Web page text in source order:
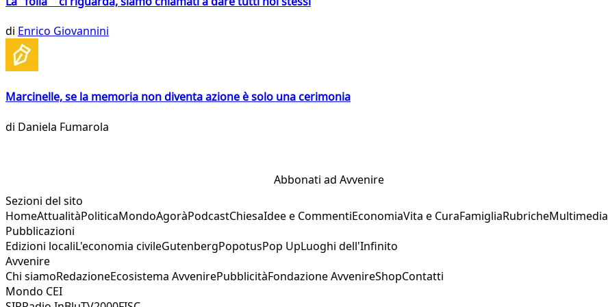
di Enrico Giovannini
Marcinelle, se la memoria non diventa azione è solo una cerimonia
di Daniela Fumarola
Abbonati ad Avvenire
Sezioni del sito
HomeAttualitàPoliticaMondoAgoràPodcastChiesaIdee e CommentiEconomiaVita e CuraFamigliaRubricheMultimedia
Pubblicazioni
Edizioni localiL'economia civileGutenbergPopotusPop UpLuoghi dell'Infinito
Avvenire
Chi siamoRedazioneEcosistema AvvenirePubblicitàFondazione AvvenireShopContatti
Mondo CEI